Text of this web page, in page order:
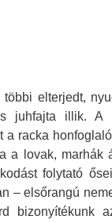
elterjedt,
juhfajta illik. A
a racka
a lovak, marhák
folytató
– elsőrangú
bizonyítékunk